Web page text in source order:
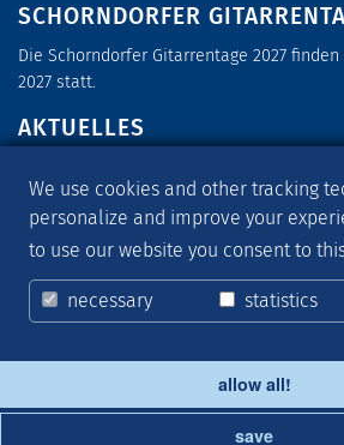
SCHORNDORFER
Die Schorndorfer Gitarrentage 2027
2027 statt.
AKTUELLES
Gitarrentage und über weitere
SOCIAL MEDIA
Folge uns aufFACEBOOK,INSTAGRAMund
Contact Imprint Data protection
We use cookies and other tracking
personalize and improve your
to use our website you consent to
necessary statistics
allow all!
save